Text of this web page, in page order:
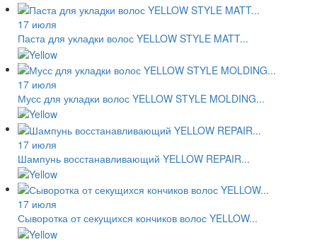
17 июля
Паста для укладки волос YELLOW STYLE MATT...
17 июля
Мусс для укладки волос YELLOW STYLE MOLDING...
17 июля
Шампунь восстанавливающий YELLOW REPAIR...
17 июля
Сыворотка от секущихся кончиков волос YELLOW...